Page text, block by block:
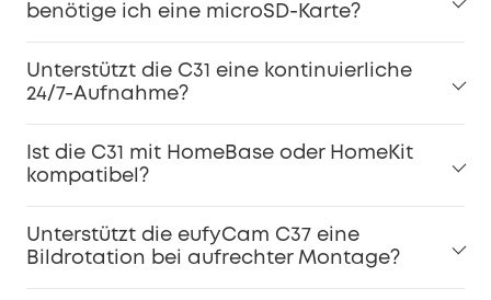
benötige ich eine microSD-Karte?
Unterstützt die C31 eine kontinuierliche
24/7-Aufnahme?
Ist die C31 mit HomeBase oder HomeKit
kompatibel?
Unterstützt die eufyCam C37 eine
Bildrotation bei aufrechter Montage?